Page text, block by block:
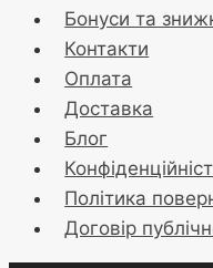
Бонуси та
Контакти
Оплата
Доставка
Блог
Політика
Договір